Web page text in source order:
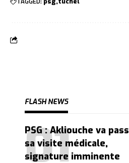
FLASH NEWS
PSG : Akliouche va
sa visite médicale,
signature imminente